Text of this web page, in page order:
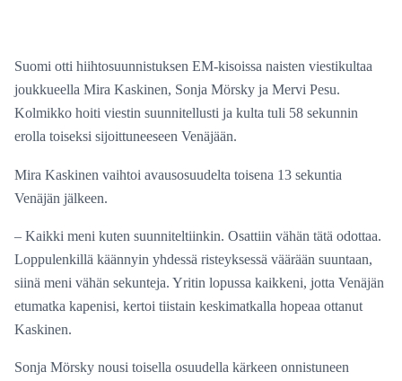
Suomi otti hiihtosuunnistuksen EM-kisoissa naisten viestikultaa
joukkueella Mira Kaskinen, Sonja Mörsky ja Mervi Pesu.
Kolmikko hoiti viestin suunnitellusti ja kulta tuli 58 sekunnin
erolla toiseksi sijoittuneeseen Venäjään.
Mira Kaskinen vaihtoi avausosuudelta toisena 13 sekuntia
Venäjän jälkeen.
– Kaikki meni kuten suunniteltiinkin. Osattiin vähän tätä odottaa.
Loppulenkillä käännyin yhdessä risteyksessä väärään suuntaan,
siinä meni vähän sekunteja. Yritin lopussa kaikkeni, jotta Venäjän
etumatka kapenisi, kertoi tiistain keskimatkalla hopeaa ottanut
Kaskinen.
Sonja Mörsky nousi toisella osuudella kärkeen onnistuneen